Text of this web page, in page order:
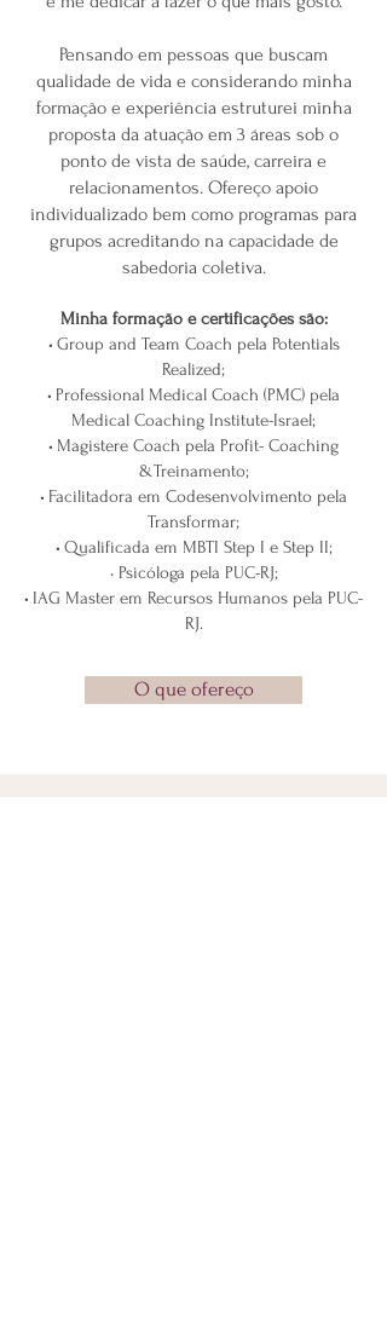
Pensando em pessoas que buscam
qualidade de vida e considerando minha
formação e experiência estruturei minha
proposta da atuação em 3 áreas sob o
ponto de vista de saúde, carreira e
relacionamentos. Ofereço apoio
individualizado bem como programas para
grupos acreditando na capacidade de
sabedoria coletiva.
Minha formação e certificações são:
•Group and Team Coach pela Potentials
Realized;
• Professional Medical Coach (PMC) pela
Medical Coaching Institute-Israel;
• Magistere Coach pela Profit- Coaching
&Treinamento;
• Facilitadora em Codesenvolvimento pela
Transformar;
•Qualificada em MBTI Step I e Step II;
• Psicóloga pela PUC-RJ;
• IAG Master em Recursos Humanos pela PUC-
RJ.
O que ofereço